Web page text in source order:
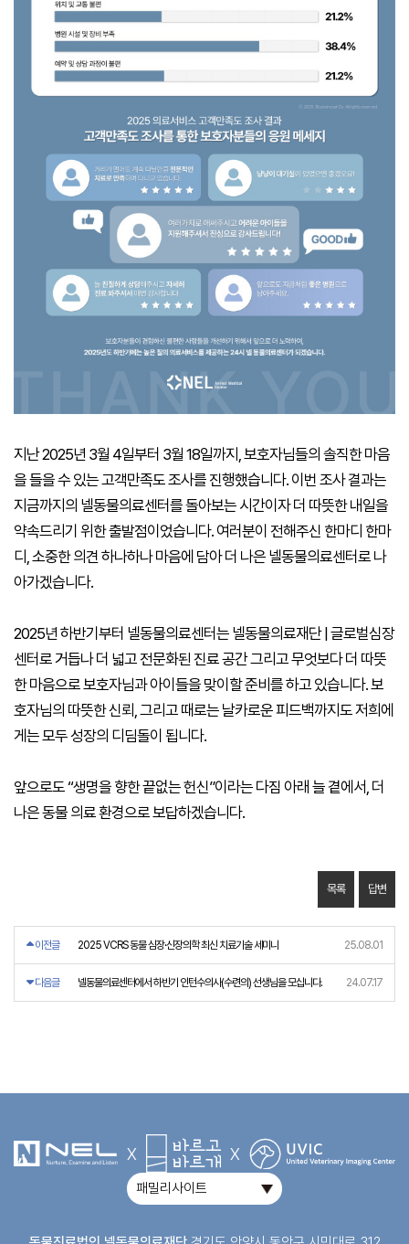
지난 2025년 3월 4일부터 3월 18일까지, 보호자님들의 솔직한 마음
을 들을 수 있는 고객만족도 조사를 진행했습니다. 이번 조사 결과는
지금까지의 넬동물의료센터를 돌아보는 시간이자 더 따뜻한 내일을
약속드리기 위한 출발점이었습니다. 여러분이 전해주신 한마디 한마
디, 소중한 의견 하나하나 마음에 담아 더 나은 넬동물의료센터로 나
아가겠습니다.
2025년 하반기부터 넬동물의료센터는 넬동물의료재단 | 글로벌심장
센터로 거듭나 더 넓고 전문화된 진료 공간 그리고 무엇보다 더 따뜻
한 마음으로 보호자님과 아이들을 맞이할 준비를 하고 있습니다. 보
호자님의 따뜻한 신뢰, 그리고 때로는 날카로운 피드백까지도 저희에
게는 모두 성장의 디딤돌이 됩니다.
앞으로도 “생명을 향한 끝없는 헌신”이라는 다짐 아래 늘 곁에서, 더
나은 동물 의료 환경으로 보답하겠습니다.
목록 답변
이전글 2025 VCRS 동물 심장·신장의학 최신 치료기술 세미나 25.08.01
다음글 넬동물의료센터에서 하반기 인턴수의사(수련의) 선생님을 모십니다. 24.07.17
X X
패밀리사이트